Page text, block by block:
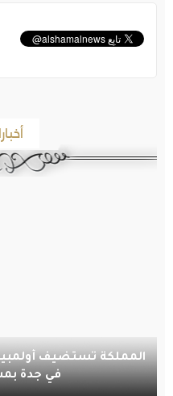
في جدة